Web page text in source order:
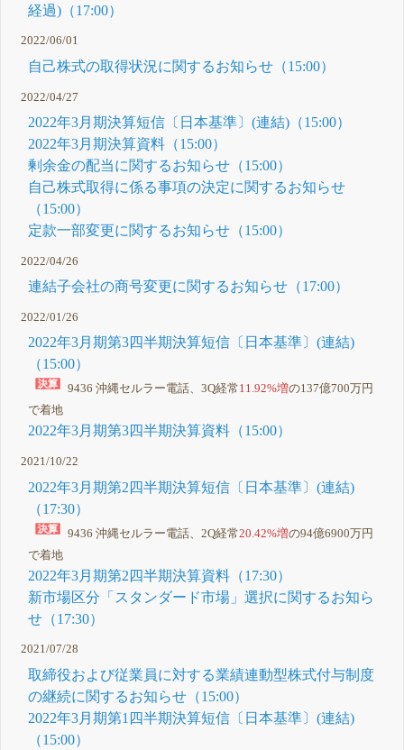
経過)（17:00）
2022/06/01
自己株式の取得状況に関するお知らせ（15:00）
2022/04/27
2022年3月期決算短信〔日本基準〕(連結)（15:00）
2022年3月期決算資料（15:00）
剰余金の配当に関するお知らせ（15:00）
自己株式取得に係る事項の決定に関するお知らせ
（15:00）
定款一部変更に関するお知らせ（15:00）
2022/04/26
連結子会社の商号変更に関するお知らせ（17:00）
2022/01/26
2022年3月期第3四半期決算短信〔日本基準〕(連結)
（15:00）
9436 沖縄セルラー電話、3Q経常11.92%増の137億700万円
で着地
2022年3月期第3四半期決算資料（15:00）
2021/10/22
2022年3月期第2四半期決算短信〔日本基準〕(連結)
（17:30）
9436 沖縄セルラー電話、2Q経常20.42%増の94億6900万円
で着地
2022年3月期第2四半期決算資料（17:30）
新市場区分「スタンダード市場」選択に関するお知ら
せ（17:30）
2021/07/28
取締役および従業員に対する業績連動型株式付与制度
の継続に関するお知らせ（15:00）
2022年3月期第1四半期決算短信〔日本基準〕(連結)
（15:00）